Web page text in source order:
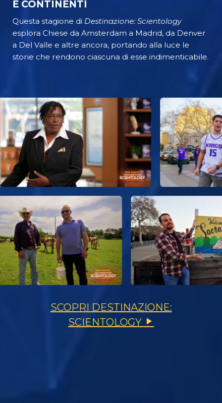
E CONTINENTI
Questa stagione di Destinazione: Scientology
esplora Chiese da Amsterdam a Madrid, da Denver
a Del Valle e altre ancora, portando alla luce le
storie che rendono ciascuna di esse indimenticabile.
SCOPRI DESTINAZIONE:
SCIENTOLOGY